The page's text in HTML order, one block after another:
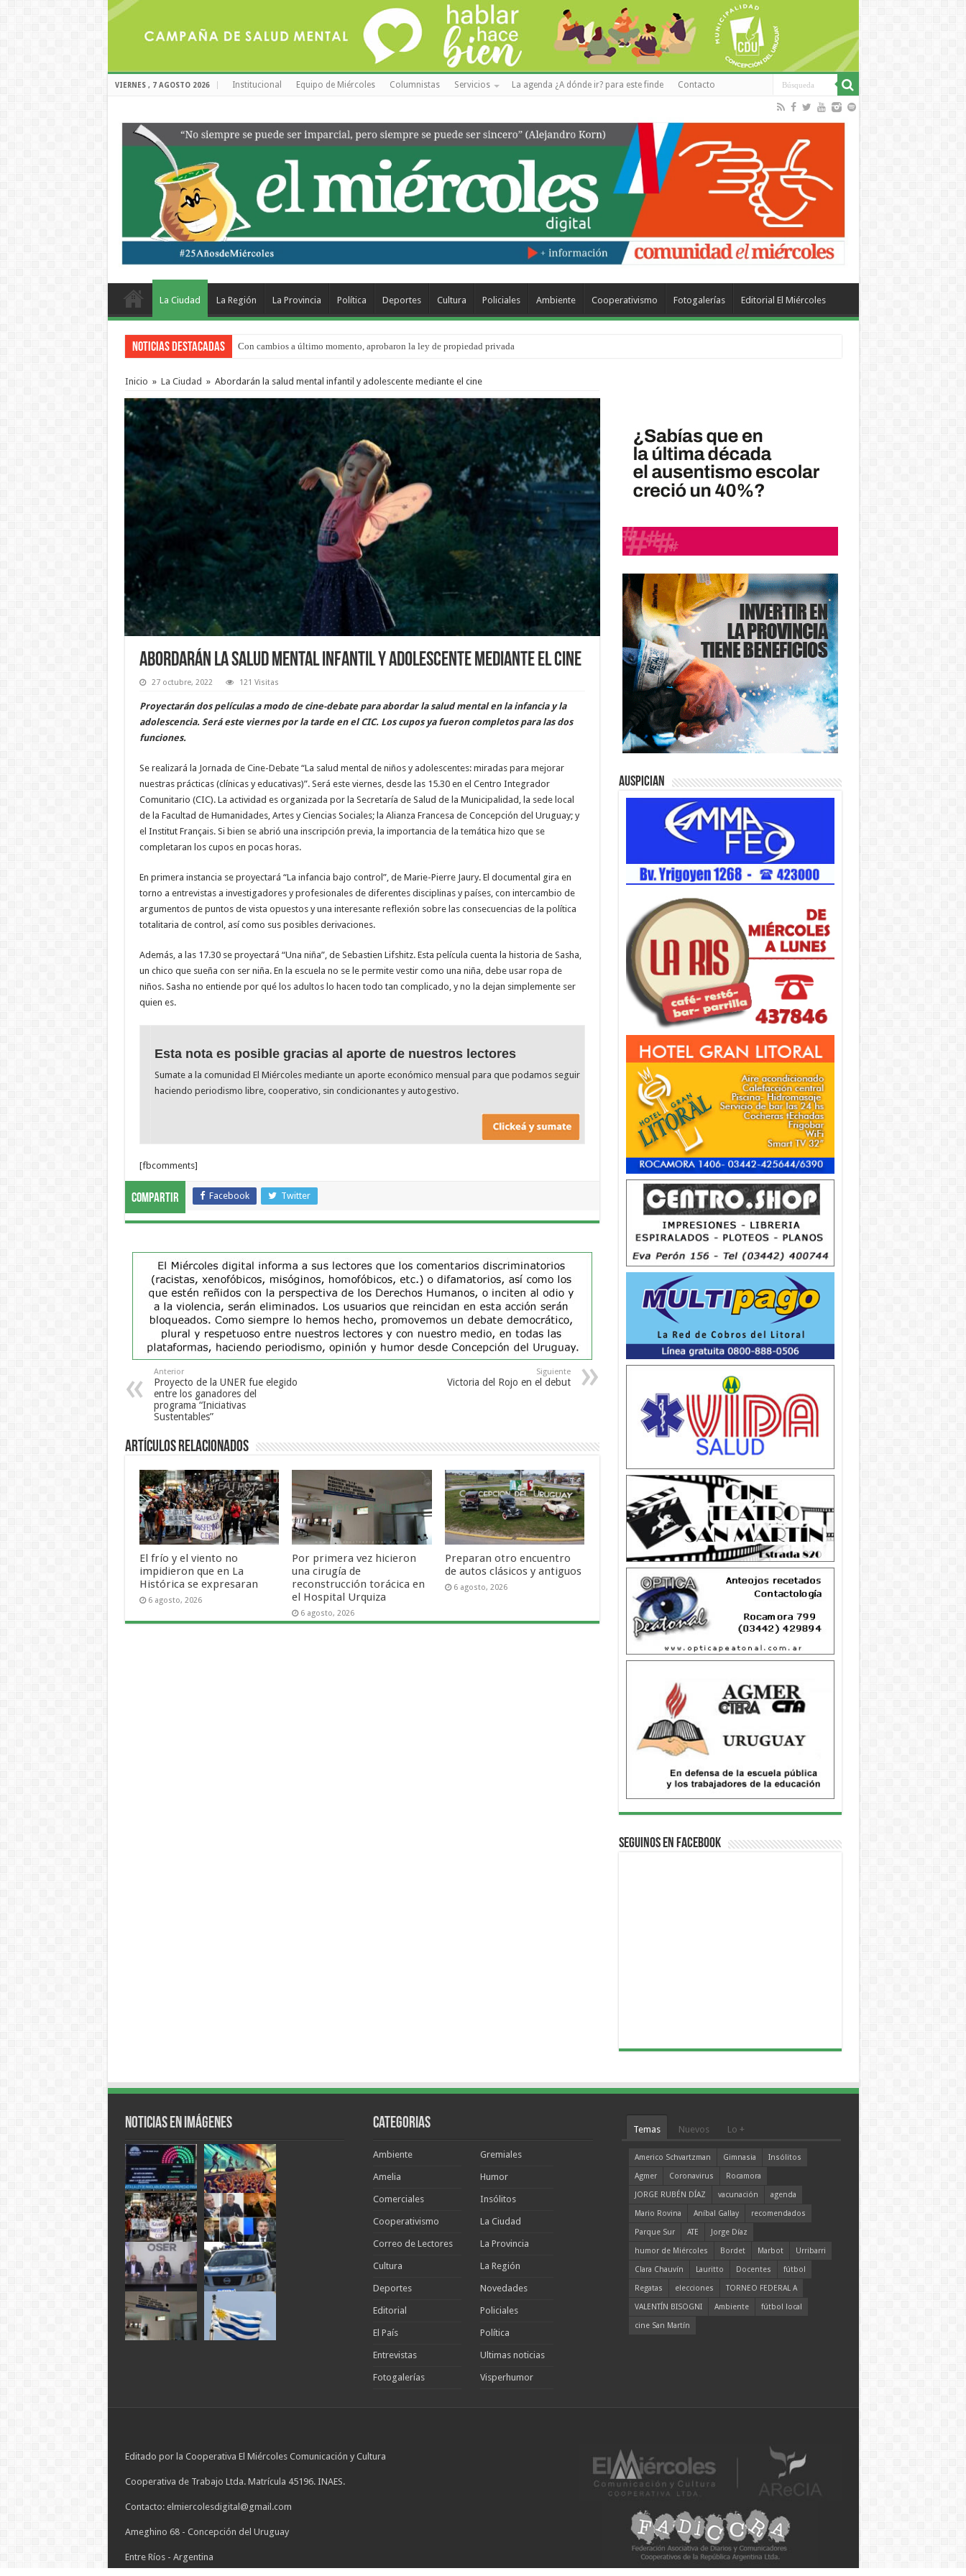
VIERNES , 7 AGOSTO 2026 Institucional Equipo de Miércoles Columnistas Servicios La agenda ¿A dónde ir? para este finde Contacto
La Ciudad La Región La Provincia Política Deportes Cultura Policiales Ambiente Cooperativismo Fotogalerías Editorial El Miércoles
Noticias Destacadas Con cambios a último momento, aprobaron la ley de propiedad privada
Inicio » La Ciudad » Abordarán la salud mental infantil y adolescente mediante el cine
Abordarán la salud mental infantil y adolescente mediante el cine
27 octubre, 2022 121 Visitas
Proyectarán dos películas a modo de cine-debate para abordar la salud mental en la infancia y la
adolescencia. Será este viernes por la tarde en el CIC. Los cupos ya fueron completos para las dos
funciones.
Se realizará la Jornada de Cine-Debate “La salud mental de niños y adolescentes: miradas para mejorar
nuestras prácticas (clínicas y educativas)”. Será este viernes, desde las 15.30 en el Centro Integrador
Comunitario (CIC). La actividad es organizada por la Secretaría de Salud de la Municipalidad, la sede local
de la Facultad de Humanidades, Artes y Ciencias Sociales; la Alianza Francesa de Concepción del Uruguay; y
el Institut Français. Si bien se abrió una inscripción previa, la importancia de la temática hizo que se
completaran los cupos en pocas horas.
En primera instancia se proyectará “La infancia bajo control”, de Marie-Pierre Jaury. El documental gira en
torno a entrevistas a investigadores y profesionales de diferentes disciplinas y países, con intercambio de
argumentos de puntos de vista opuestos y una interesante reflexión sobre las consecuencias de la política
totalitaria de control, así como sus posibles derivaciones.
Además, a las 17.30 se proyectará “Una niña”, de Sebastien Lifshitz. Esta película cuenta la historia de Sasha,
un chico que sueña con ser niña. En la escuela no se le permite vestir como una niña, debe usar ropa de
niños. Sasha no entiende por qué los adultos lo hacen todo tan complicado, y no la dejan simplemente ser
quien es.
Esta nota es posible gracias al aporte de nuestros lectores
Sumate a la comunidad El Miércoles mediante un aporte económico mensual para que podamos seguir
haciendo periodismo libre, cooperativo, sin condicionantes y autogestivo.
[fbcomments]
Compartir Facebook Twitter
Anterior
Proyecto de la UNER fue elegido
entre los ganadores del
programa “Iniciativas
Sustentables”
Siguiente
Victoria del Rojo en el debut
Artículos Relacionados
El frío y el viento no
impidieron que en La
Histórica se expresaran
6 agosto, 2026
Por primera vez hicieron
una cirugía de
reconstrucción torácica en
el Hospital Urquiza
6 agosto, 2026
Preparan otro encuentro
de autos clásicos y antiguos
6 agosto, 2026
Auspician
Seguinos en Facebook
Noticias en Imágenes Categorias
Ambiente
Amelia
Comerciales
Cooperativismo
Correo de Lectores
Cultura
Deportes
Editorial
El País
Entrevistas
Fotogalerías
Gremiales
Humor
Insólitos
La Ciudad
La Provincia
La Región
Novedades
Policiales
Política
Ultimas noticias
Visperhumor
Temas Nuevos Lo +
Americo Schvartzman Gimnasia
Insólitos
Agmer
Coronavirus
Rocamora
JORGE RUBÉN DÍAZ
vacunación
agenda
Mario Rovina
Aníbal Gallay
recomendados
Parque Sur
ATE
Jorge Díaz
humor de Miércoles
Bordet Marbot
Urribarri
Clara Chauvín
Lauritto Docentes
fútbol
Regatas
elecciones
TORNEO FEDERAL A
VALENTÍN BISOGNI
Ambiente
fútbol local
cine San Martín
Editado por la Cooperativa El Miércoles Comunicación y Cultura
Cooperativa de Trabajo Ltda. Matrícula 45196. INAES.
Contacto: elmiercolesdigital@gmail.com
Ameghino 68 - Concepción del Uruguay
Entre Ríos - Argentina